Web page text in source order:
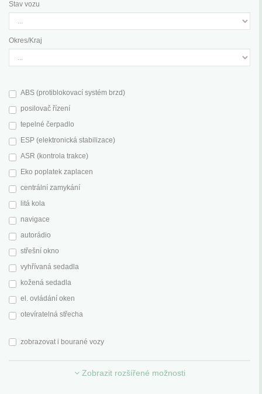
Stav vozu
Okres/Kraj
ABS (protiblokovací systém brzd)
posilovač řízení
tepelné čerpadlo
ESP (elektronická stabilizace)
ASR (kontrola trakce)
Eko poplatek zaplacen
centrální zamykání
litá kola
navigace
autorádio
střešní okno
vyhřívaná sedadla
kožená sedadla
el. ovládání oken
otevíratelná střecha
zobrazovat i bourané vozy
Zobrazit rozšířené možnosti